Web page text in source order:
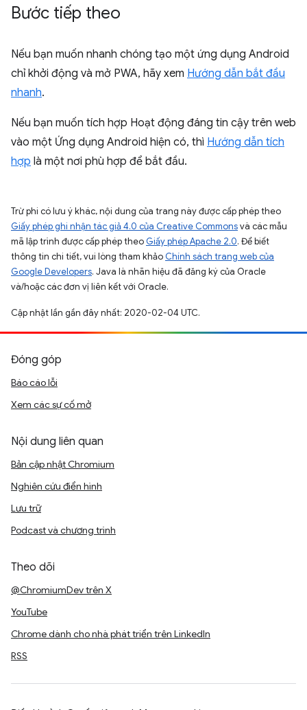
Bước tiếp theo
Nếu bạn muốn nhanh chóng tạo một ứng dụng Android
chỉ khởi động và mở PWA, hãy xem Hướng dẫn bắt đầu
nhanh.
Nếu bạn muốn tích hợp Hoạt động đáng tin cậy trên web
vào một Ứng dụng Android hiện có, thì Hướng dẫn tích
hợp là một nơi phù hợp để bắt đầu.
Trừ phi có lưu ý khác, nội dung của trang này được cấp phép theo
Giấy phép ghi nhận tác giả 4.0 của Creative Commonsvà các mẫu
mã lập trình được cấp phép theo Giấy phép Apache 2.0. Để biết
thông tin chi tiết, vui lòng tham khảo Chính sách trang web của
Google Developers. Java là nhãn hiệu đã đăng ký của Oracle
và/hoặc các đơn vị liên kết với Oracle.
Cập nhật lần gần đây nhất: 2020-02-04 UTC.
Đóng góp
Báo cáo lỗi
Xem các sự cố mở
Nội dung liên quan
Bản cập nhật Chromium
Nghiên cứu điển hình
Lưu trữ
Podcast và chương trình
Theo dõi
@ChromiumDev trên X
YouTube
Chrome dành cho nhà phát triển trên LinkedIn
RSS